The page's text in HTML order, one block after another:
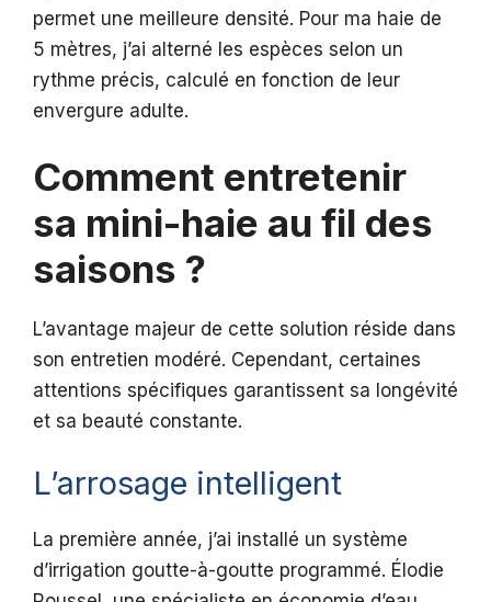
permet une meilleure densité. Pour ma haie de
5 mètres, j’ai alterné les espèces selon un
rythme précis, calculé en fonction de leur
envergure adulte.
Comment entretenir
sa mini-haie au fil des
saisons ?
L’avantage majeur de cette solution réside dans
son entretien modéré. Cependant, certaines
attentions spécifiques garantissent sa longévité
et sa beauté constante.
L’arrosage intelligent
La première année, j’ai installé un système
d’irrigation goutte-à-goutte programmé. Élodie